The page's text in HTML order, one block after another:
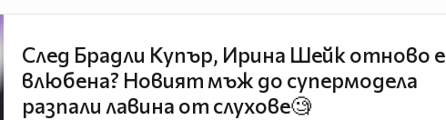
След Брадли Купър, Ирина Шейк отново е
влюбена? Новият мъж до супермодела
разпали лавина от слухове🧐